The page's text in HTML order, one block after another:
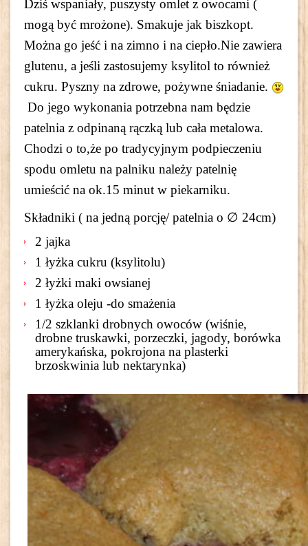
Dziś wspaniały, puszysty omlet z owocami (
mogą być mrożone). Smakuje jak biszkopt.
Można go jeść i na zimno i na ciepło.Nie zawiera
glutenu, a jeśli zastosujemy ksylitol to również
cukru. Pyszny na zdrowe, pożywne śniadanie.
Do jego wykonania potrzebna nam będzie
patelnia z odpinaną rączką lub cała metalowa.
Chodzi o to,że po tradycyjnym podpieczeniu
spodu omletu na palniku należy patelnię
umieścić na ok.15 minut w piekarniku.
Składniki ( na jedną porcję/ patelnia o ∅ 24cm)
2 jajka
1 łyżka cukru (ksylitolu)
2 łyżki maki owsianej
1 łyżka oleju -do smażenia
1/2 szklanki drobnych owoców (wiśnie,
drobne truskawki, porzeczki, jagody, borówka
amerykańska, pokrojona na plasterki
brzoskwinia lub nektarynka)